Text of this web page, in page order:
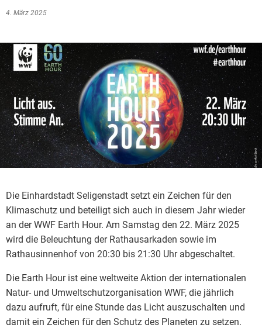
4. März 2025
Die Einhardstadt Seligenstadt setzt ein Zeichen für den
Klimaschutz und beteiligt sich auch in diesem Jahr wieder
an der WWF Earth Hour. Am Samstag den 22. März 2025
wird die Beleuchtung der Rathausarkaden sowie im
Rathausinnenhof von 20:30 bis 21:30 Uhr abgeschaltet.
Die Earth Hour ist eine weltweite Aktion der internationalen
Natur- und Umweltschutzorganisation WWF, die jährlich
dazu aufruft, für eine Stunde das Licht auszuschalten und
damit ein Zeichen für den Schutz des Planeten zu setzen.